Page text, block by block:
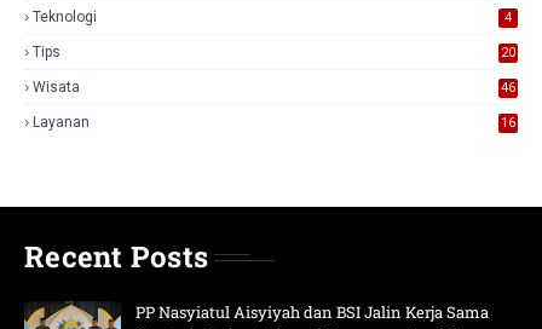
Teknologi 4
Tips 20
Wisata 46
Layanan 16
Recent Posts
PP Nasyiatul Aisyiyah dan BSI Jalin Kerja Sama